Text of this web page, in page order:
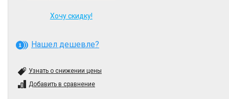
Хочу скидку!
Нашел дешевле?
Узнать о снижении цены
Добавить в сравнение